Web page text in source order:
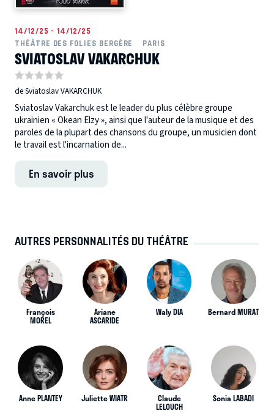
14/12/25 - 14/12/25
THÉÂTRE DES FOLIES BERGÈRE
PARIS
SVIATOSLAV VAKARCHUK
de Sviatoslav VAKARCHUK
Sviatoslav Vakarchuk est le leader du plus célèbre groupe
ukrainien « Okean Elzy », ainsi que l'auteur de la musique et des
paroles de la plupart des chansons du groupe, un musicien dont
le travail est l'incarnation de...
En savoir plus
AUTRES PERSONNALITÉS DU THÉÂTRE
François
MOREL
Ariane
ASCARIDE
Waly DIA Bernard MURAT
Anne PLANTEY Juliette WIATR Claude
LELOUCH
Sonia LABADI